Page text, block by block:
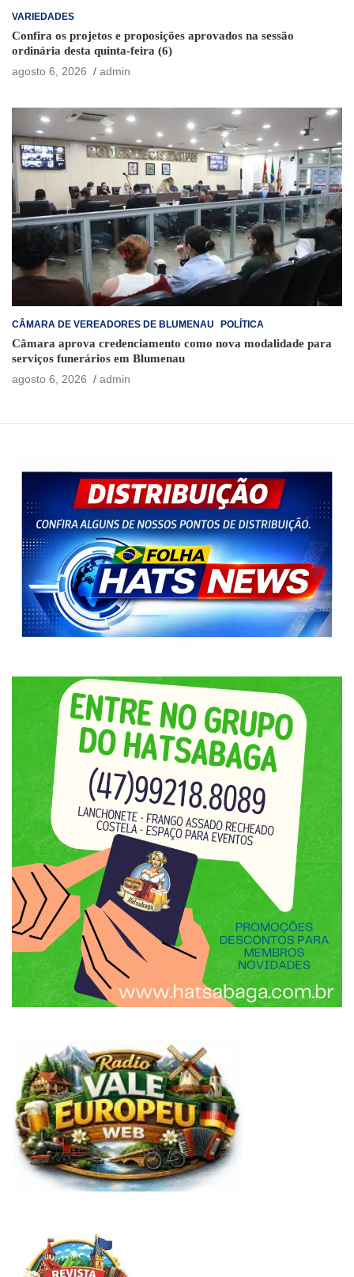
VARIEDADES
Confira os projetos e proposições aprovados na sessão
ordinária desta quinta-feira (6)
agosto 6, 2026
admin
CÂMARA DE VEREADORES DE BLUMENAU POLÍTICA
Câmara aprova credenciamento como nova modalidade para
serviços funerários em Blumenau
agosto 6, 2026
admin